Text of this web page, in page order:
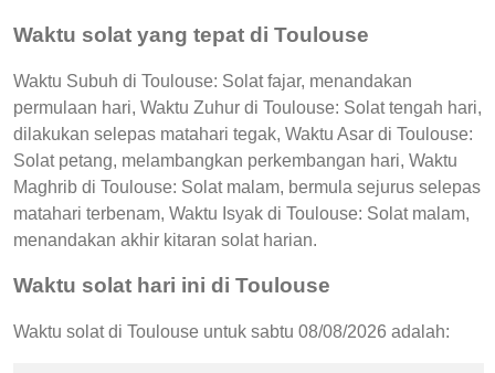
Waktu solat yang tepat di Toulouse
Waktu Subuh di Toulouse: Solat fajar, menandakan
permulaan hari, Waktu Zuhur di Toulouse: Solat tengah hari,
dilakukan selepas matahari tegak, Waktu Asar di Toulouse:
Solat petang, melambangkan perkembangan hari, Waktu
Maghrib di Toulouse: Solat malam, bermula sejurus selepas
matahari terbenam, Waktu Isyak di Toulouse: Solat malam,
menandakan akhir kitaran solat harian.
Waktu solat hari ini di Toulouse
Waktu solat di Toulouse untuk sabtu 08/08/2026 adalah: